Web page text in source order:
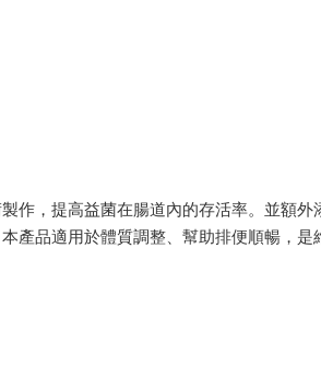
作，提高益菌在腸道內的存活率。並額
產品適用於體質調整、幫助排便順暢，是